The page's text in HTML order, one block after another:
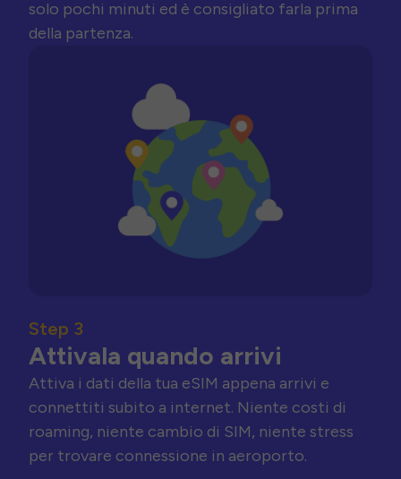
solo pochi minuti ed è consigliato farla prima
della partenza.
Step 3
Attivala quando arrivi
Attiva i dati della tua eSIM appena arrivi e
connettiti subito a internet. Niente costi di
roaming, niente cambio di SIM, niente stress
per trovare connessione in aeroporto.